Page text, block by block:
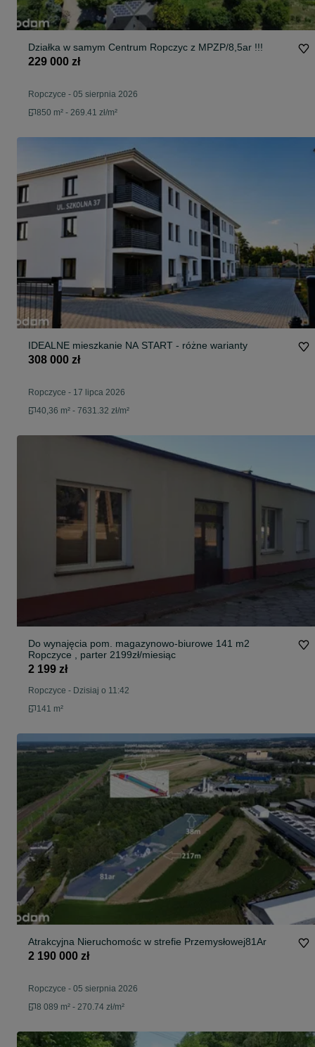
Działka w samym Centrum Ropczyc z MPZP/8,5ar !!!
229 000 zł
Ropczyce - 05 sierpnia 2026
850 m² - 269.41 zł/m²
IDEALNE mieszkanie NA START - różne warianty
308 000 zł
Ropczyce - 17 lipca 2026
40,36 m² - 7631.32 zł/m²
Do wynajęcia pom. magazynowo-biurowe 141 m2
Ropczyce , parter 2199zł/miesiąc
2 199 zł
Ropczyce - Dzisiaj o 11:42
141 m²
Atrakcyjna Nieruchomośc w strefie Przemysłowej81Ar
2 190 000 zł
Ropczyce - 05 sierpnia 2026
8 089 m² - 270.74 zł/m²